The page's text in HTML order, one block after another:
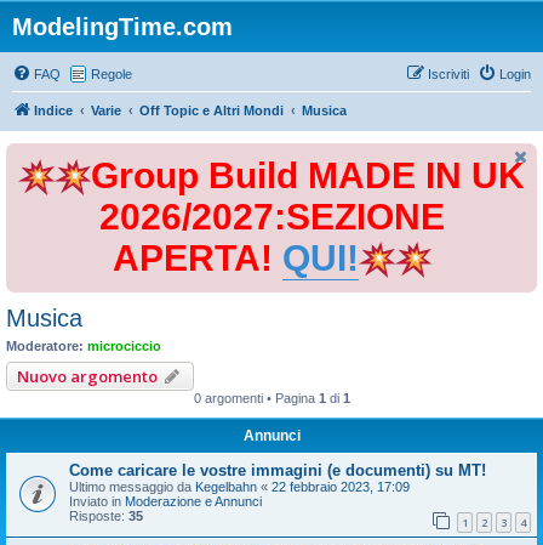
ModelingTime.com
FAQ Regole Login
Iscriviti
Indice Varie Off Topic e Altri Mondi Musica
Group Build MADE IN UK
2026/2027:SEZIONE
APERTA! QUI!
Musica
Moderatore: microciccio
Nuovo argomento
0 argomenti • Pagina 1 di 1
Annunci
Come caricare le vostre immagini (e documenti) su MT!
Ultimo messaggio da Kegelbahn « 22 febbraio 2023, 17:09
Inviato in Moderazione e Annunci
Risposte: 35 1 2 3 4